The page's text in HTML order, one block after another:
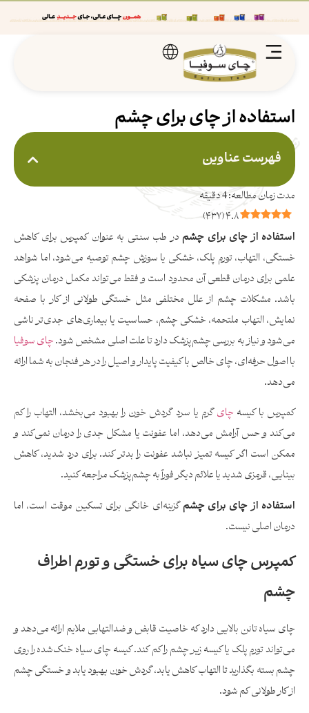
استفاده از چای برای چشم
فهرست عناوین
۴.۸(۴۳۷)
استفاده از چای برای چشم در طب سنتی به عنوان کمپرس برای کاهش
خستگی، التهاب، تورم پلک، خشکی یا سوزش چشم توصیه می‌شود، اما شواهد
علمی برای درمان قطعی آن محدود است و فقط می‌تواند مکمل درمان پزشکی
باشد. مشکلات چشم از علل مختلفی مثل خستگی طولانی از کار با صفحه
نمایش، التهاب ملتحمه، خشکی چشم، حساسیت یا بیماری‌های جدی‌تر ناشی
می‌شود و نیاز به بررسی چشم‌پزشک دارد تا علت اصلی مشخص شود.چای سوفیا
با اصول حرفه‌ای، چای خالص با کیفیت پایدار و اصیل را در هر فنجان به شما ارائه
می‌دهد.
کمپرس با کیسه چایگرم یا سرد گردش خون را بهبود می‌بخشد، التهاب را کم
می‌کند و حس آرامش می‌دهد، اما عفونت یا مشکل جدی را درمان نمی‌کند و
ممکن است اگر کیسه تمیز نباشد عفونت را بدتر کند. برای درد شدید، کاهش
بینایی، قرمزی شدید یا علائم دیگر فوراً به چشم‌پزشک مراجعه کنید.
استفاده از چای برای چشمگزینه‌ای خانگی برای تسکین موقت است، اما
درمان اصلی نیست.
کمپرس چای سیاه برای خستگی و تورم اطراف
چشم
چای سیاه تانن بالایی دارد که خاصیت قابض و ضدالتهابی ملایم ارائه می‌دهد و
می‌تواند تورم پلک یا کیسه زیر چشم را کم کند. کیسه چای سیاه خنک‌شده را روی
چشم بسته بگذارید تا التهاب کاهش یابد، گردش خون بهبود یابد و خستگی چشم
از کار طولانی کم شود.